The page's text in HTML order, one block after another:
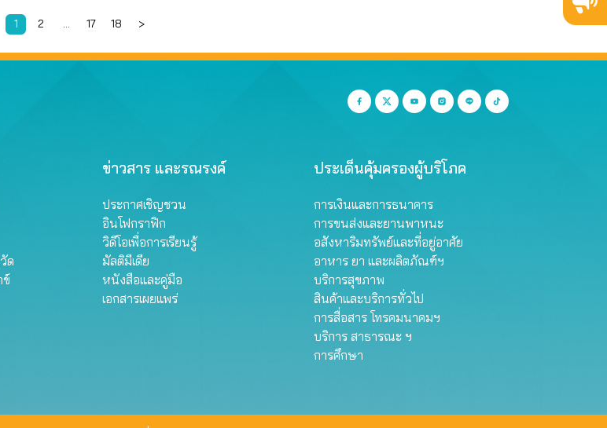
1 2 … 17 18 >
ด
ข์
ข่าวสาร และรณรงค์
ประกาศเชิญชวน
อินโฟกราฟิก
วิดีโอเพื่อการเรียนรู้
มัลติมีเดีย
หนังสือและคู่มือ
เอกสารเผยแพร่
ประเด็นคุ้มครองผู้บริโภค
การเงินและการธนาคาร
การขนส่งและยานพาหนะ
อสังหาริมทรัพย์และที่อยู่อาศัย
อาหาร ยา และผลิตภัณฑ์ฯ
บริการสุขภาพ
สินค้าและบริการทั่วไป
การสื่อสาร โทรคมนาคมฯ
บริการ สาธารณะ ฯ
การศึกษา